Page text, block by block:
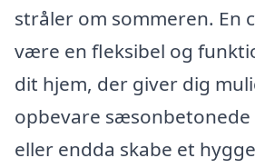
stråler om sommeren. En
være en fleksibel og
dit hjem, der giver dig
opbevare sæsonbetonede
eller endda skabe et